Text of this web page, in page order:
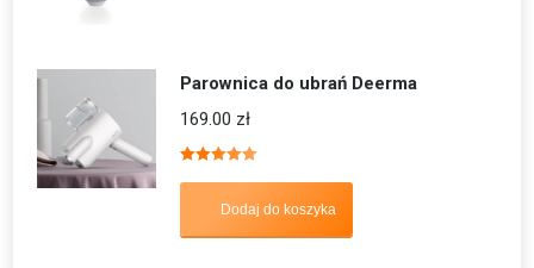
Parownica do ubrań Deerma
169.00 zł
5.00
Dodaj do koszyka